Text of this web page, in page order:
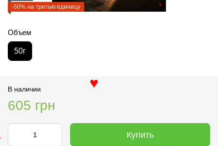
-50% на третью единицу
Объем
50г
В наличии
605 грн
Купить